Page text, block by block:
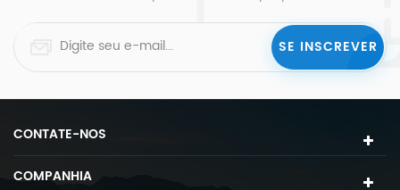
CONTATE-NOS
COMPANHIA